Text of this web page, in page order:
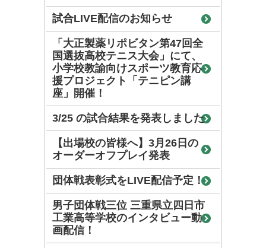
試合LIVE配信のお知らせ
「大正製薬リポビタン第47回全
国選抜高校テニス大会」にて、
小学校教諭向けスポーツ教育応
援プロジェクト「テニピン講
座」開催！
3/25 の試合結果を発表しました
【出場校の皆様へ】3月26日の
オーダーオフプレイ発表
団体戦表彰式をLIVE配信予定！
男子団体戦三位 三重県立四日市
工業高等学校のインタビュー動
画配信！